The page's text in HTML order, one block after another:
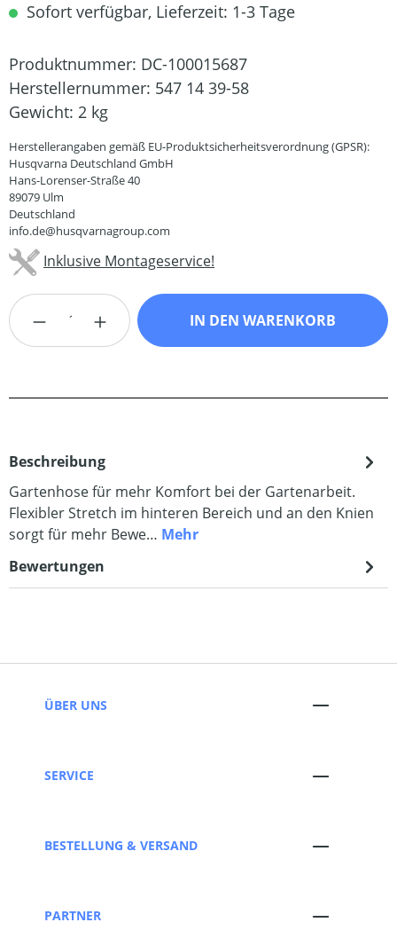
Sofort verfügbar, Lieferzeit: 1-3 Tage
Produktnummer: DC-100015687
Herstellernummer: 547 14 39-58
Gewicht: 2 kg
Herstellerangaben gemäß EU-Produktsicherheitsverordnung (GPSR):
Husqvarna Deutschland GmbH
Hans-Lorenser-Straße 40
89079 Ulm
Deutschland
info.de@husqvarnagroup.com
Inklusive Montageservice!
Produkt Anzahl: Gib den gewünschten
IN DEN WARENKORB
Beschreibung
Gartenhose für mehr Komfort bei der Gartenarbeit.
Flexibler Stretch im hinteren Bereich und an den Knien
sorgt für mehr Bewe… Mehr
Bewertungen
ÜBER UNS
SERVICE
BESTELLUNG & VERSAND
PARTNER